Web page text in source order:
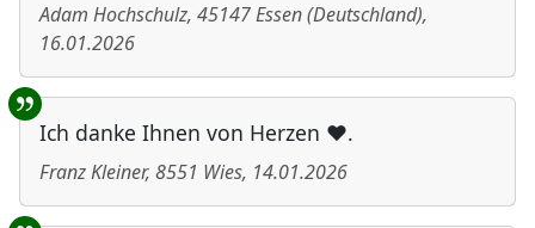
Adam Hochschulz, 45147Essen(Deutschland),
16.01.2026
Ich danke Ihnen von Herzen ❤️.
Franz Kleiner, 8551 Wies, 14.01.2026